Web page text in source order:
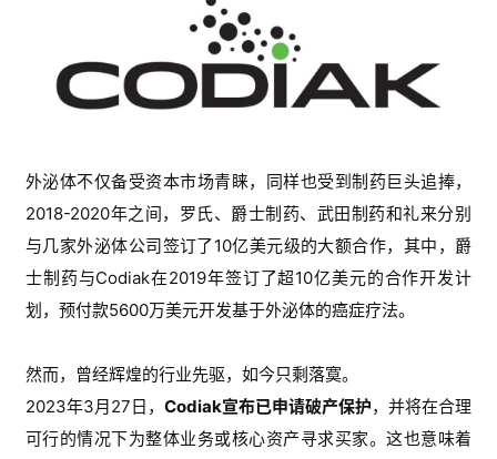
外泌体不仅备受资本市场青睐，同样也受到制药巨头追捧，
2018-2020年之间，罗氏、爵士制药、武田制药和礼来分别
与几家外泌体公司签订了10亿美元级的大额合作，其中，爵
士制药与Codiak在2019年签订了超10亿美元的合作开发计
划，预付款5600万美元开发基于外泌体的癌症疗法。
然而，曾经辉煌的行业先驱，如今只剩落寞。
2023年3月27日， Codiak宣布已申请破产保护，并将在合理
可行的情况下为整体业务或核心资产寻求买家。这也意味着